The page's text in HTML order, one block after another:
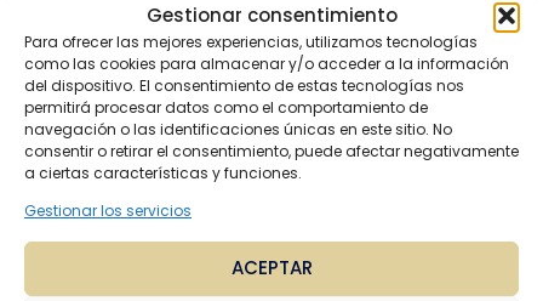
Gestionar consentimiento
Para ofrecer las mejores experiencias, utilizamos tecnologías
como las cookies para almacenar y/o acceder a la información
del dispositivo. El consentimiento de estas tecnologías nos
permitirá procesar datos como el comportamiento de
navegación o las identificaciones únicas en este sitio. No
consentir o retirar el consentimiento, puede afectar negativamente
a ciertas características y funciones.
Gestionar los servicios
ACEPTAR